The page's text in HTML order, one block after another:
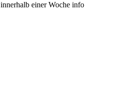
innerhalb einer Woche info